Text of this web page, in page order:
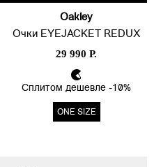
Oakley
Очки EYEJACKET REDUX
29 990 Р.
Сплитом дешевле -10%
ONE SIZE